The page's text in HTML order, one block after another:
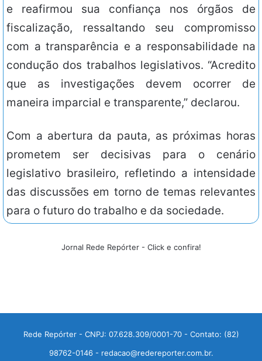
e reafirmou sua confiança nos órgãos de
fiscalização, ressaltando seu compromisso
com a transparência e a responsabilidade na
condução dos trabalhos legislativos. “Acredito
que as investigações devem ocorrer de
maneira imparcial e transparente,” declarou.
Com a abertura da pauta, as próximas horas
prometem ser decisivas para o cenário
legislativo brasileiro, refletindo a intensidade
das discussões em torno de temas relevantes
para o futuro do trabalho e da sociedade.
Jornal Rede Repórter - Click e confira!
Rede Repórter - CNPJ: 07.628.309/0001-70 - Contato: (82)
98762-0146 - redacao@redereporter.com.br.